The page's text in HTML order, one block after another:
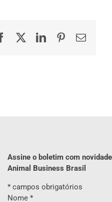
FacebookLinkedInPinterest
E-
Assine o boletim com
Animal Business Brasil
* campos obrigatórios
Nome *